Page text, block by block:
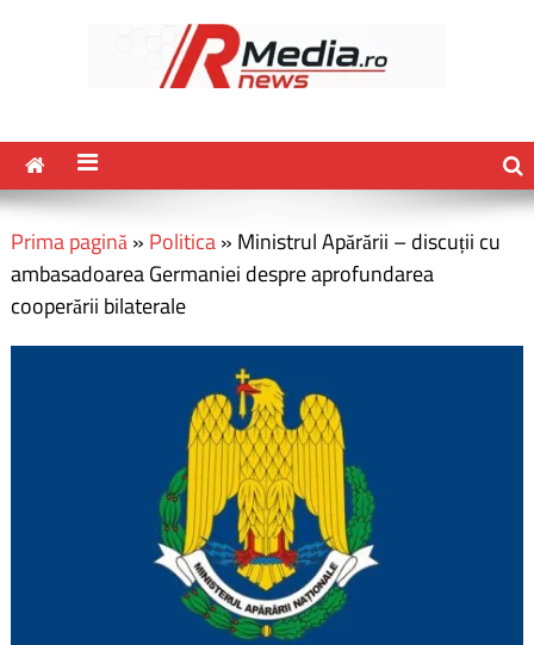
Prima pagină» Politica» Ministrul Apărării – discuții cu
ambasadoarea Germaniei despre aprofundarea
cooperării bilaterale